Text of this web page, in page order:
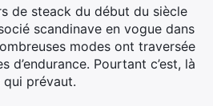
de steack du début du siècle
scandinave en vogue dans
modes ont traversée
d’endurance. Pourtant c’est, là
qui prévaut.